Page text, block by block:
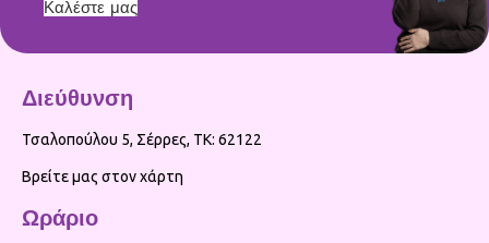
Καλέστε μας
Διεύθυνση
Τσαλοπούλου 5, Σέρρες, ΤΚ: 62122
Βρείτε μας στον χάρτη
Ωράριο